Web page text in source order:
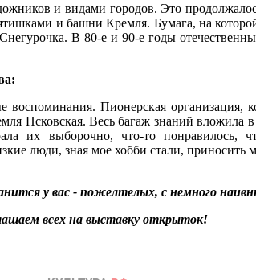
и видами городов. Это
и башни Кремля. Бумага, на
В 80-е и 90-е годы
Пионерская организация,
Псковская. Весь багаж знаний вложила
их выборочно, что-то понравилось,
люди, зная мое хобби стали,
у вас - пожелтелых, с немного
всех на выставку открыток!